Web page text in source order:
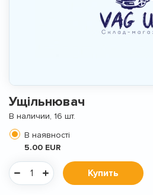
Ущільнювач
В наличии, 16 шт.
В наявності
5.00 EUR
Купить